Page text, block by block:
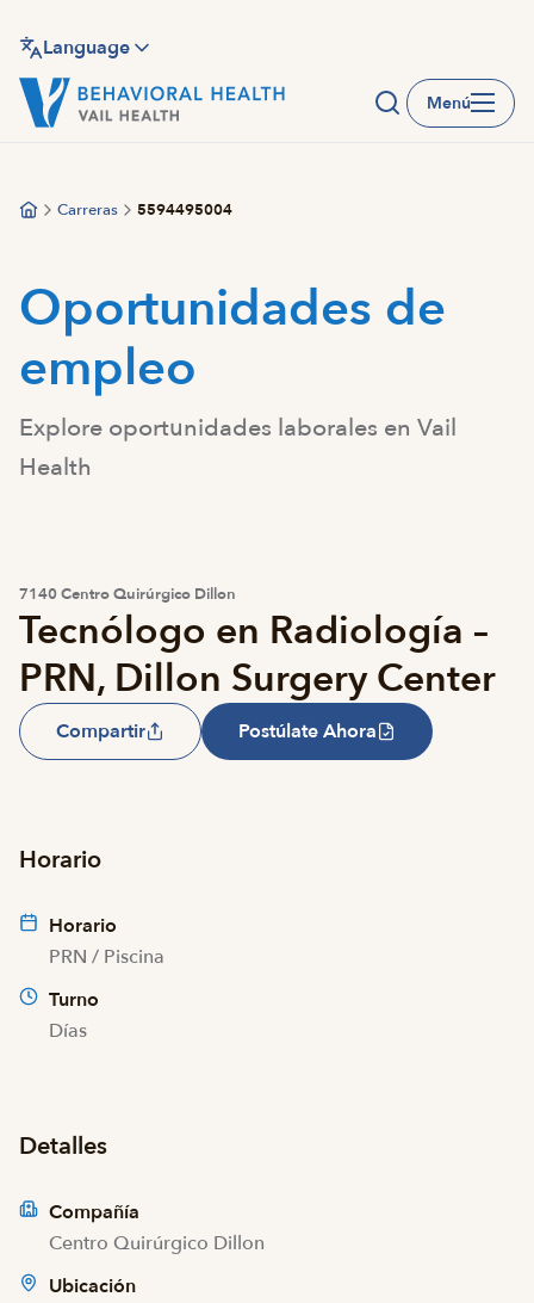
contenido
principal
Language
Menú
Carreras 5594495004
Oportunidades de
empleo
Explore oportunidades laborales en Vail
Health
7140 Centro Quirúrgico Dillon
Tecnólogo en Radiología –
PRN, Dillon Surgery Center
Compartir Postúlate Ahora
Horario
Horario
PRN / Piscina
Turno
Días
Detalles
Compañía
Centro Quirúrgico Dillon
Ubicación